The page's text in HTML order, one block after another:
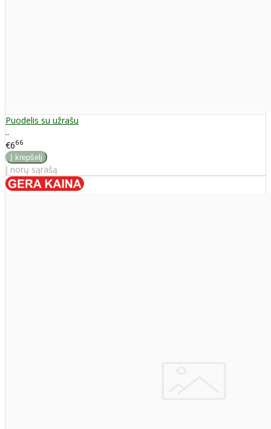
Puodelis su užrašu
..
€666
Į norų sąrašą